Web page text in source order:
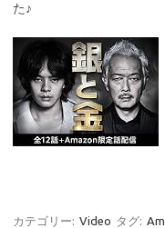
た♪
カテゴリー: Video タグ: